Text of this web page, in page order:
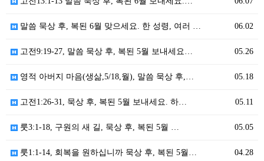
06.02
말씀 묵상 후, 복된 6월 맞으세요. 한 성령, 여러 …
05.26
고전9:19-27, 말씀 묵상 후, 복된 5월 보내세요…
05.18
영적 아버지 마음(생삶,5/18,월), 말씀 묵상 후,…
05.11
고전1:26-31, 묵상 후, 복된 5월 보내세요. 하…
05.05
룻3:1-18, 구원의 새 길, 묵상 후, 복된 5월 …
04.28
룻1:1-14, 회복을 원하십니까 묵상 후, 복된 5월…